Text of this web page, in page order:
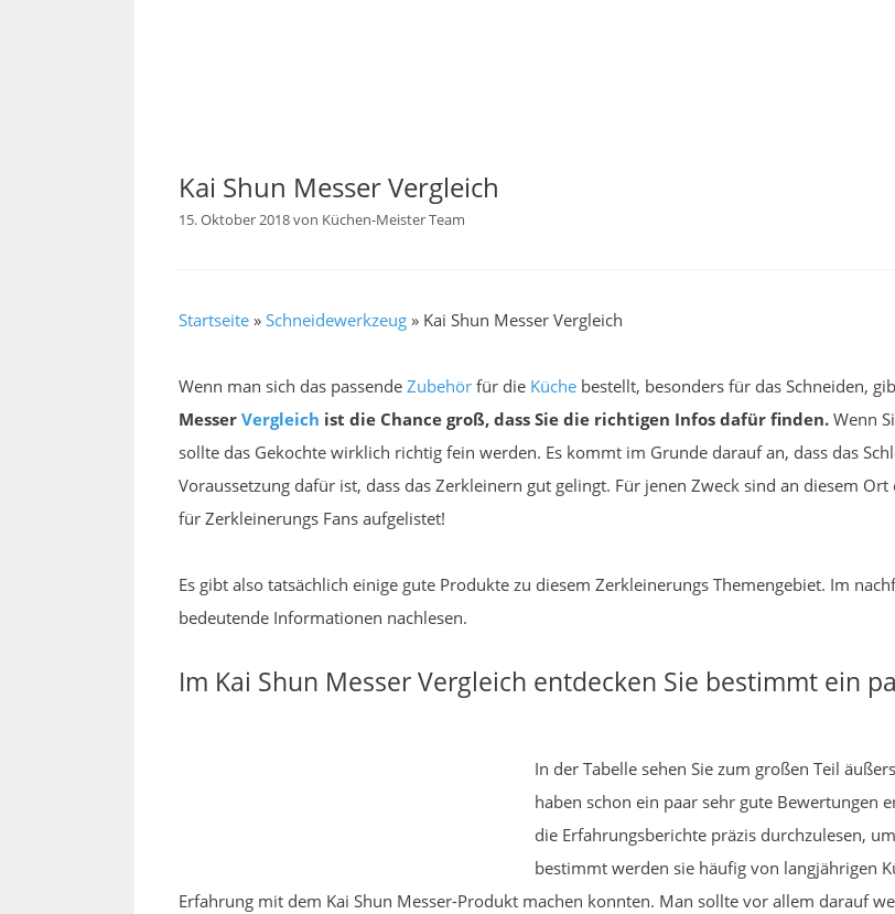
Kai Shun Messer Vergleich
15. Oktober 2018von Küchen-Meister Team
Startseite » Schneidewerkzeug » Kai Shun Messer Vergleich
Wenn man sich das passende Zubehör für die Küche bestellt, besonders für das Schneiden,
Messer Vergleich ist die Chance groß, dass Sie die richtigen Infos dafür finden. Wenn
sollte das Gekochte wirklich richtig fein werden. Es kommt im Grunde darauf an, dass das
Voraussetzung dafür ist, dass das Zerkleinern gut gelingt. Für jenen Zweck sind an diesem
für Zerkleinerungs Fans aufgelistet!
Es gibt also tatsächlich einige gute Produkte zu diesem Zerkleinerungs Themengebiet. Im
bedeutende Informationen nachlesen.
Im Kai Shun Messer Vergleich entdecken Sie bestimmt ein
In der Tabelle sehen Sie zum großen Teil
haben schon ein paar sehr gute Bewertungen
die Erfahrungsberichte präzis durchzulesen,
bestimmt werden sie häufig von langjährigen
Erfahrung mit dem Kai Shun Messer-Produkt machen konnten. Man sollte vor allem darauf